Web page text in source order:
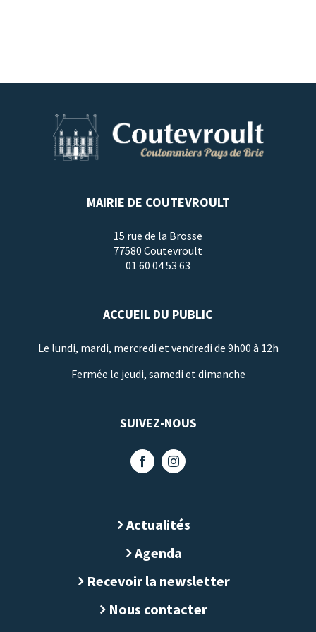
MAIRIE DE COUTEVROULT
15 rue de la Brosse
77580 Coutevroult
01 60 04 53 63
ACCUEIL DU PUBLIC
Le lundi, mardi, mercredi et vendredi de 9h00 à 12h
Fermée le jeudi, samedi et dimanche
SUIVEZ-NOUS
Actualités
Agenda
Recevoir la newsletter
Nous contacter